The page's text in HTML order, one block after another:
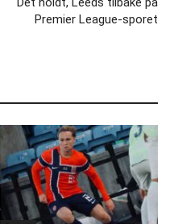
Premier League-sporet